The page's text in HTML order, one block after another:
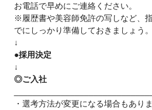
☑︎週休2日制・残業なし・有休・健康
すい環境♪
「自分にできるかな…」
という不安や、
将来の希望も、
面接でじっくりお聞かせください。
まずはお気軽にご応募ください！
お電話で早めにご連絡ください。
※履歴書や美容師免許の写しなど、
でにしっかり準備しておきましょう。
↓
●採用決定
↓
◎ご入社
・選考方法が変更になる場合もあり